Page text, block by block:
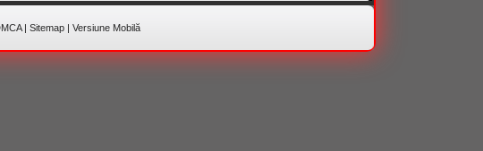
| Sitemap| Versiune Mobilă